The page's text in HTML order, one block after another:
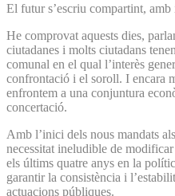
El futur s’escriu compartint,
He comprovat aquests dies,
ciutadanes i molts ciutadans
comunal en el qual l’interès
confrontació i el soroll. I encara
enfrontem a una conjuntura
concertació.
Amb l’inici dels nous mandats
necessitat ineludible de
els últims quatre anys en la
garantir la consistència i
actuacions públiques.